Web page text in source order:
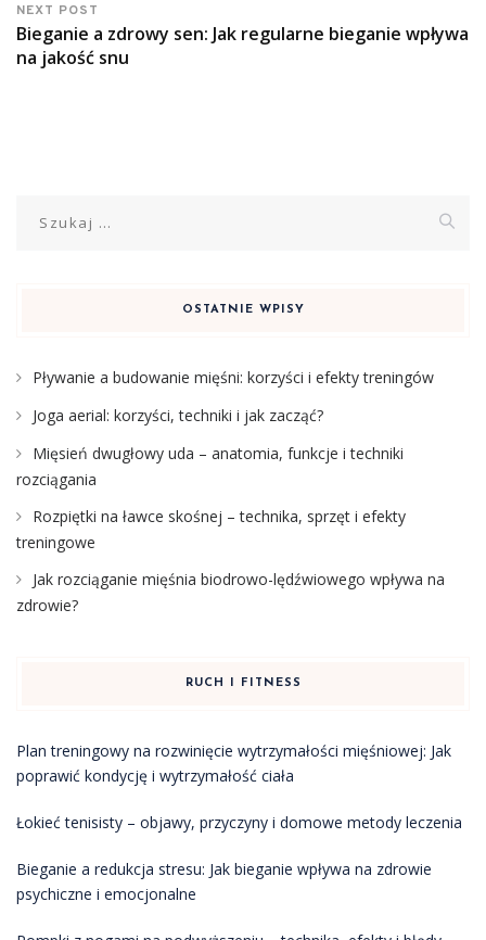
NEXT POST
Bieganie a zdrowy sen: Jak regularne bieganie wpływa
na jakość snu
OSTATNIE WPISY
Pływanie a budowanie mięśni: korzyści i efekty treningów
Joga aerial: korzyści, techniki i jak zacząć?
Mięsień dwugłowy uda – anatomia, funkcje i techniki
rozciągania
Rozpiętki na ławce skośnej – technika, sprzęt i efekty
treningowe
Jak rozciąganie mięśnia biodrowo-lędźwiowego wpływa na
zdrowie?
RUCH I FITNESS
Plan treningowy na rozwinięcie wytrzymałości mięśniowej: Jak
poprawić kondycję i wytrzymałość ciała
Łokieć tenisisty – objawy, przyczyny i domowe metody leczenia
Bieganie a redukcja stresu: Jak bieganie wpływa na zdrowie
psychiczne i emocjonalne